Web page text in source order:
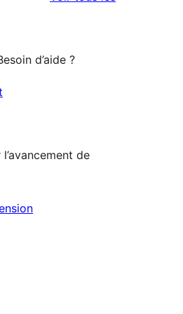
d’aide ?
de